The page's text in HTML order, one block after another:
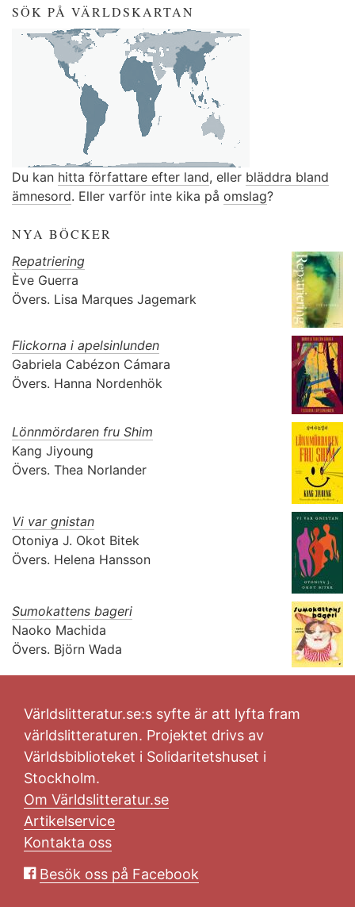
SÖK PÅ VÄRLDSKARTAN
Du kan hitta författare efter land, eller bläddra bland
ämnesord. Eller varför inte kika på omslag?
NYA BÖCKER
Repatriering
Ève Guerra
Övers. Lisa Marques Jagemark
Flickorna i apelsinlunden
Gabriela Cabézon Cámara
Övers. Hanna Nordenhök
Lönnmördaren fru Shim
Kang Jiyoung
Övers. Thea Norlander
Vi var gnistan
Otoniya J. Okot Bitek
Övers. Helena Hansson
Sumokattens bageri
Naoko Machida
Övers. Björn Wada
Världslitteratur.se:s syfte är att lyfta fram
världslitteraturen. Projektet drivs av
Världsbiblioteket i Solidaritetshuset i
Stockholm.
Om Världslitteratur.se
Artikelservice
Kontakta oss
Besök oss på Facebook